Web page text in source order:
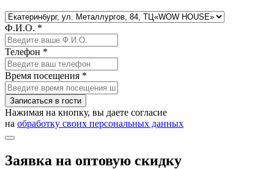
Ф.И.О. *
Телефон *
Время посещения *
Записаться в гости
Нажимая на кнопку, вы даете согласие
на обработку своих персональных данных
Заявка на оптовую скидку